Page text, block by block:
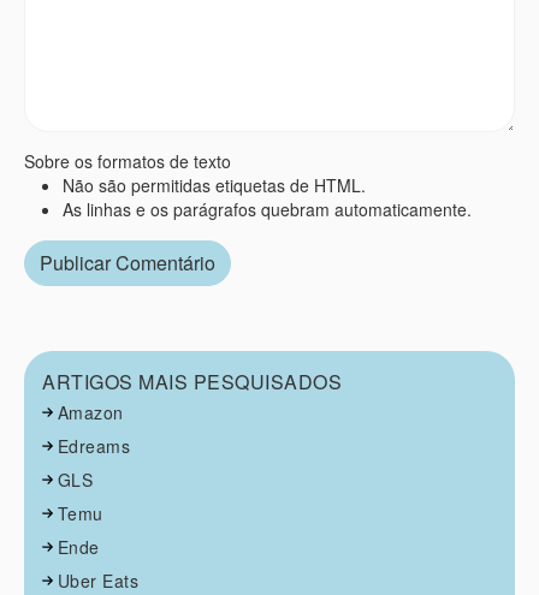
Sobre os formatos de texto
Não são permitidas etiquetas de HTML.
As linhas e os parágrafos quebram automaticamente.
ARTIGOS MAIS PESQUISADOS
Amazon
Edreams
GLS
Temu
Ende
Uber Eats